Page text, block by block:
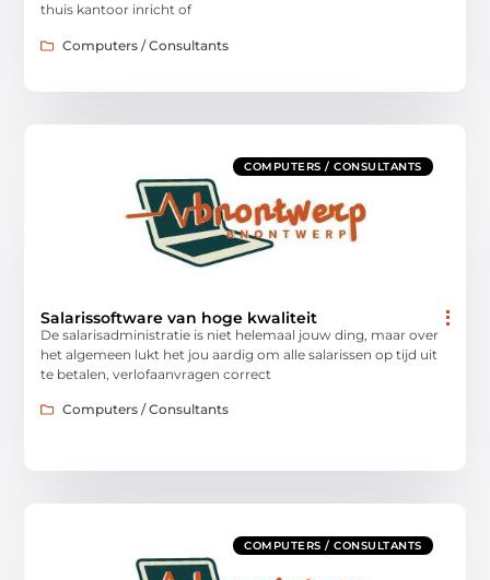
thuis kantoor inricht of
Computers / Consultants
COMPUTERS / CONSULTANTS
Salarissoftware van hoge kwaliteit
De salarisadministratie is niet helemaal jouw ding, maar over
het algemeen lukt het jou aardig om alle salarissen op tijd uit
te betalen, verlofaanvragen correct
Computers / Consultants
COMPUTERS / CONSULTANTS